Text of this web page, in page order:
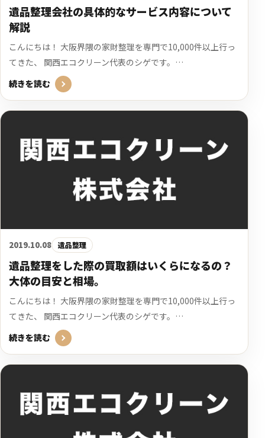
遺品整理会社の具体的なサービス内容について
解説
こんにちは！ 大阪界隈の家財整理を専門で10,000件以上行っ
てきた、 関西エコクリーン代表のシゲです。…
続きを読む
2019.10.08 遺品整理
遺品整理をした際の買取額はいくらになるの？
大体の目安と相場。
こんにちは！ 大阪界隈の家財整理を専門で10,000件以上行っ
てきた、 関西エコクリーン代表のシゲです。…
続きを読む